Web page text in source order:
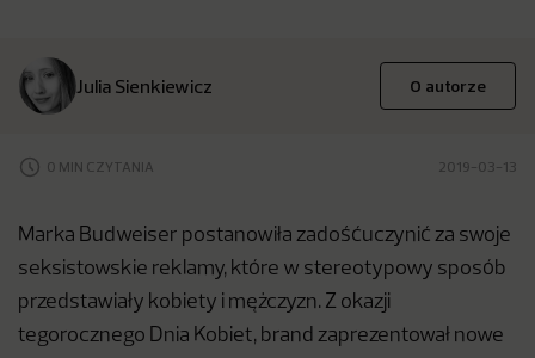
Julia Sienkiewicz O autorze
0 MIN CZYTANIA 2019-03-13
Marka Budweiser postanowiła zadośćuczynić za swoje
seksistowskie reklamy, które w stereotypowy sposób
przedstawiały kobiety i mężczyzn. Z okazji
tegorocznego Dnia Kobiet, brand zaprezentował nowe